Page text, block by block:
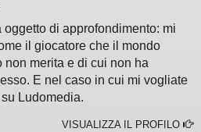
oggetto di approfondimento: mi
il giocatore che il mondo
non merita e di cui non ha
E nel caso in cui mi vogliate
Ludomedia.
VISUALIZZA IL PROFILO